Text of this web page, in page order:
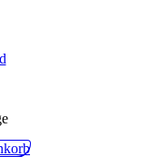
0,0% 20x0,5L